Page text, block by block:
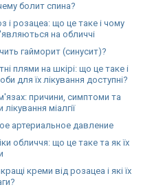
болит спина?
і розацеа: що це таке і чому
на обличчі
гайморит (синусит)?
плями на шкірі: що це таке і
для їх лікування доступні?
причини, симптоми та
міалгії
артериальное давление
обличчя: що це таке та як їх
креми від розацеа і які їх